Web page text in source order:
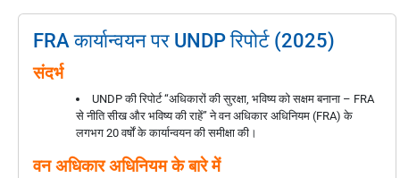
FRA कार्यान्वयन पर UNDP रिपोर्ट (2025)
संदर्भ
UNDP की रिपोर्ट “अधिकारों की सुरक्षा, भविष्य को सक्षम बनाना – FRA
से नीति सीख और भविष्य की राहें” ने वन अधिकार अधिनियम (FRA) के
लगभग 20 वर्षों के कार्यान्वयन की समीक्षा की।
वन अधिकार अधिनियम के बारे में